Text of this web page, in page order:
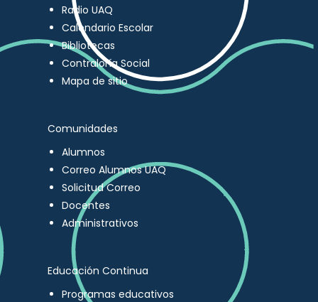
Radio UAQ
Calendario Escolar
Bibliotecas
Contraloría Social
Mapa de sitio
Comunidades
Alumnos
Correo Alumnos UAQ
Solicitud Correo
Docentes
Administrativos
Educación Continua
Programas educativos